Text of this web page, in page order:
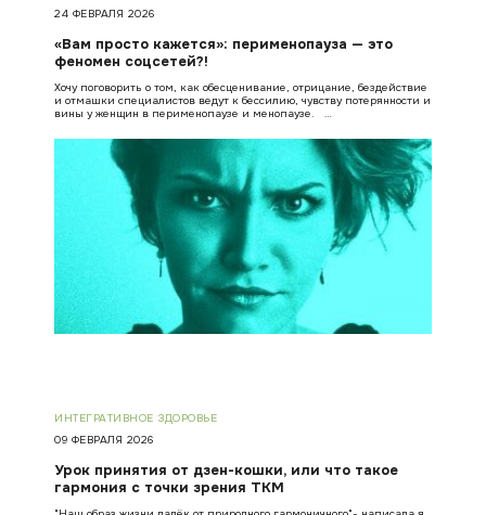
24 ФЕВРАЛЯ 2026
«Вам просто кажется»: перименопауза — это
феномен соцсетей?!
Хочу поговорить о том, как обесценивание, отрицание, бездействие
и отмашки специалистов ведут к бессилию, чувству потерянности и
вины у женщин в перименопаузе и менопаузе. …
ИНТЕГРАТИВНОЕ ЗДОРОВЬЕ
09 ФЕВРАЛЯ 2026
Урок принятия от дзен-кошки, или что такое
гармония с точки зрения ТКМ